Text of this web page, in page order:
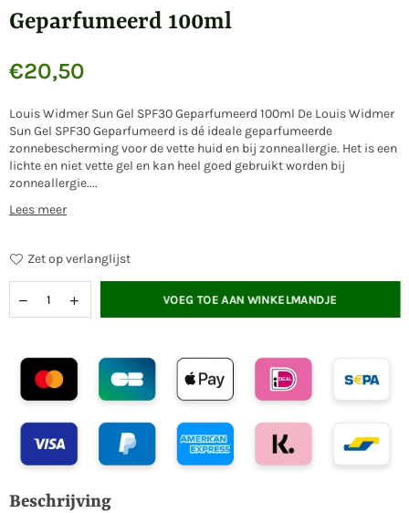
Geparfumeerd 100ml
Normale
€20,50
Louis Widmer Sun Gel SPF30 Geparfumeerd 100ml De Louis Widmer
Sun Gel SPF30 Geparfumeerd is dé ideale geparfumeerde
zonnebescherming voor de vette huid en bij zonneallergie. Het is een
lichte en niet vette gel en kan heel goed gebruikt worden bij
zonneallergie....
Lees meer
Zet op verlanglijst
VOEG TOE AAN WINKELMANDJE
Beschrijving